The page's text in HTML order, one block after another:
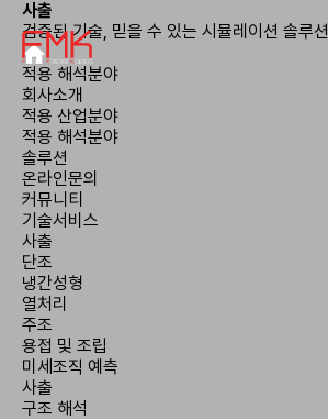
사출
검증된 기술, 믿을 수 있는 시뮬레이션 솔루션
적용 해석분야
회사소개
적용 산업분야
적용 해석분야
솔루션
온라인문의
커뮤니티
기술서비스
사출
단조
냉간성형
열처리
주조
용접 및 조립
미세조직 예측
사출
구조 해석